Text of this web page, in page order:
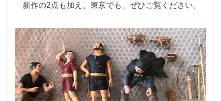
新作の2点も加え、東京でも、ぜひご覧ください。